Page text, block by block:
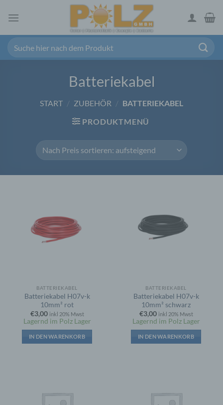
Inhalt
Batteriekabel
START / ZUBEHÖR / BATTERIEKABEL
PRODUKTMENÜ
BATTERIEKABEL
Batteriekabel H07v-k
10mm² rot
€3,00 inkl 20% Mwst
Lagernd im Polz Lager
IN DEN WARENKORB
BATTERIEKABEL
Batteriekabel H07v-k
10mm² schwarz
€3,00 inkl 20% Mwst
Lagernd im Polz Lager
IN DEN WARENKORB